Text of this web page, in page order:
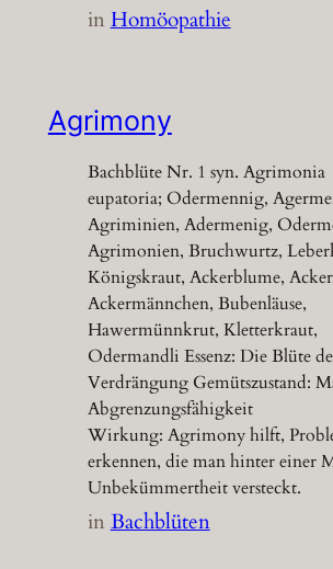
inHomöopathie
Agrimony
Bachblüte Nr. 1 syn. Agrimonia
eupatoria; Odermennig,
Agriminien, Adermenig,
Agrimonien, Bruchwurtz,
Königskraut, Ackerblume,
Ackermännchen, Bubenläuse,
Hawermünnkrut, Kletterkraut,
Odermandli Essenz: Die Blüte
Verdrängung Gemütszustand:
Abgrenzungsfähigkeit
Wirkung: Agrimony hilft,
erkennen, die man hinter einer
Unbekümmertheit versteckt.
inBachblüten